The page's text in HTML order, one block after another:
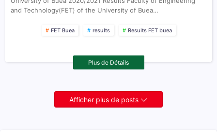
and Technology(FET) of the University of Buea…
FET Buea results Results FET buea
Plus de Détails
Afficher plus de posts